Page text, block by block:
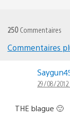
250 Commentaires
Commentaires
29/08/2012
THE blague 🙂